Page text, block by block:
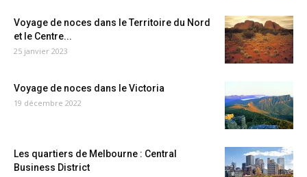
Voyage de noces dans le Territoire du Nord
et le Centre...
25 janvier 2023
Voyage de noces dans le Victoria
19 décembre 2022
Les quartiers de Melbourne : Central
Business District